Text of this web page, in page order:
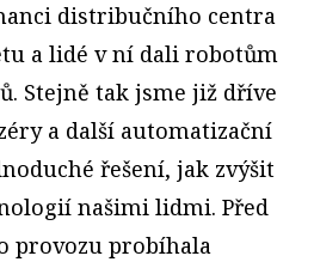
distribučního centra
a lidé v ní dali robotům
Stejně tak jsme již dříve
a další automatizační
řešení, jak zvýšit
našimi lidmi. Před
provozu probíhala